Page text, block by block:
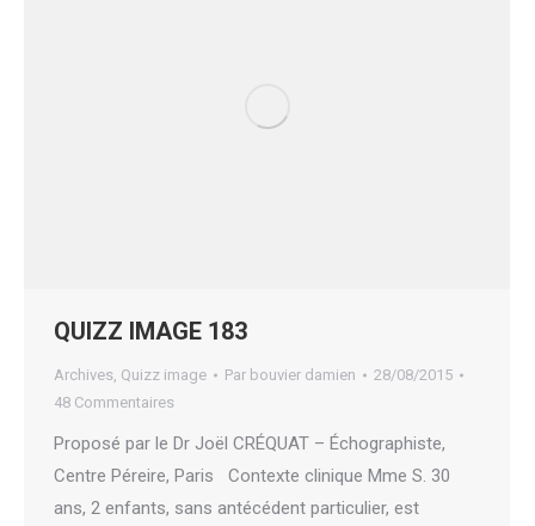
QUIZZ IMAGE 183
Archives, Quizz image Par bouvier damien
28/08/2015
48 Commentaires
Proposé par le Dr Joël CRÉQUAT – Échographiste,
Centre Péreire, Paris Contexte clinique Mme S. 30
ans, 2 enfants, sans antécédent particulier, est